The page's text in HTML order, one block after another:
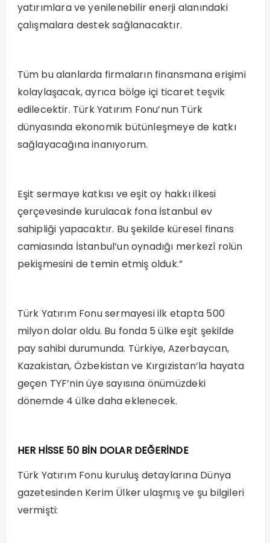
yatırımlara ve yenilenebilir enerji alanındaki
çalışmalara destek sağlanacaktır.
Tüm bu alanlarda firmaların finansmana erişimi
kolaylaşacak, ayrıca bölge içi ticaret teşvik
edilecektir. Türk Yatırım Fonu’nun Türk
dünyasında ekonomik bütünleşmeye de katkı
sağlayacağına inanıyorum.
Eşit sermaye katkısı ve eşit oy hakkı ilkesi
çerçevesinde kurulacak fona İstanbul ev
sahipliği yapacaktır. Bu şekilde küresel finans
camiasında İstanbul’un oynadığı merkezî rolün
pekişmesini de temin etmiş olduk.”
Türk Yatırım Fonu sermayesi ilk etapta 500
milyon dolar oldu. Bu fonda 5 ülke eşit şekilde
pay sahibi durumunda. Türkiye, Azerbaycan,
Kazakistan, Özbekistan ve Kırgızistan’la hayata
geçen TYF’nin üye sayısına önümüzdeki
dönemde 4 ülke daha eklenecek.
HER HİSSE 50 BİN DOLAR DEĞERİNDE
Türk Yatırım Fonu kuruluş detaylarına Dünya
gazetesinden Kerim Ülker ulaşmış ve şu bilgileri
vermişti: